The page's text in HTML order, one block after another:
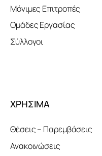
Μόνιμες Επιτροπές
Ομάδες Εργασίας
Σύλλογοι
ΧΡΗΣΙΜΑ
Θέσεις – Παρεμβάσεις
Ανακοινώσεις